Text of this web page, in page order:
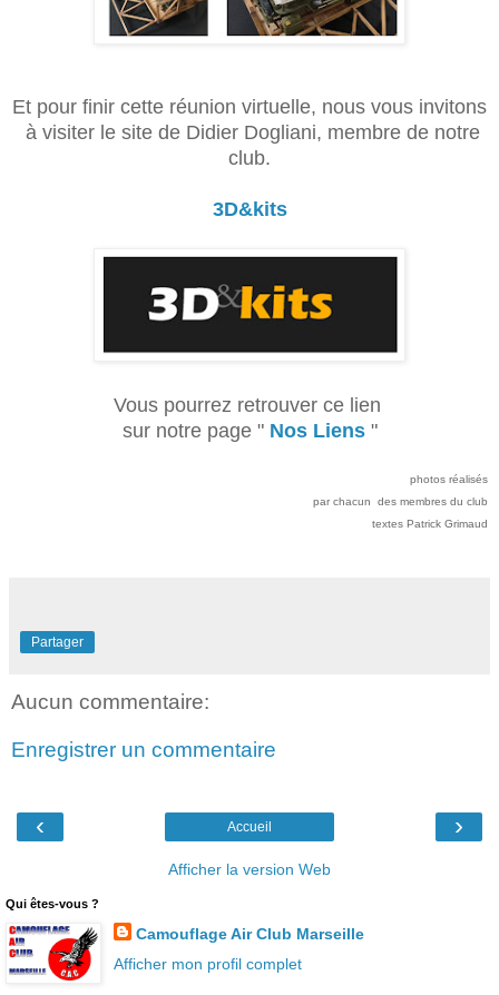
Et pour finir cette réunion virtuelle, nous vous invitons
à visiter le site de Didier Dogliani, membre de notre
club.
3D&kits
Vous pourrez retrouver ce lien
sur notre page " Nos Liens "
photos réalisés
par chacun des membres du club
textes Patrick Grimaud
Partager
Aucun commentaire:
Enregistrer un commentaire
‹ ›
Accueil
Afficher la version Web
Qui êtes-vous ?
Camouflage Air Club Marseille
Afficher mon profil complet